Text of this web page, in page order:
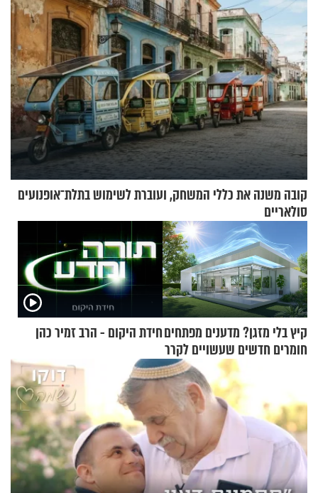
קובה משנה את כללי המשחק, ועוברת לשימוש בתלת־אופנועים
סולאריים
קיץ בלי מזגן? מדענים מפתחים
חומרים חדשים שעשויים לקרר
חידת היקום - הרב זמיר כהן